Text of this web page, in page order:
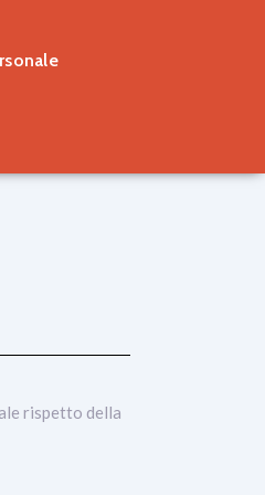
rispetto della